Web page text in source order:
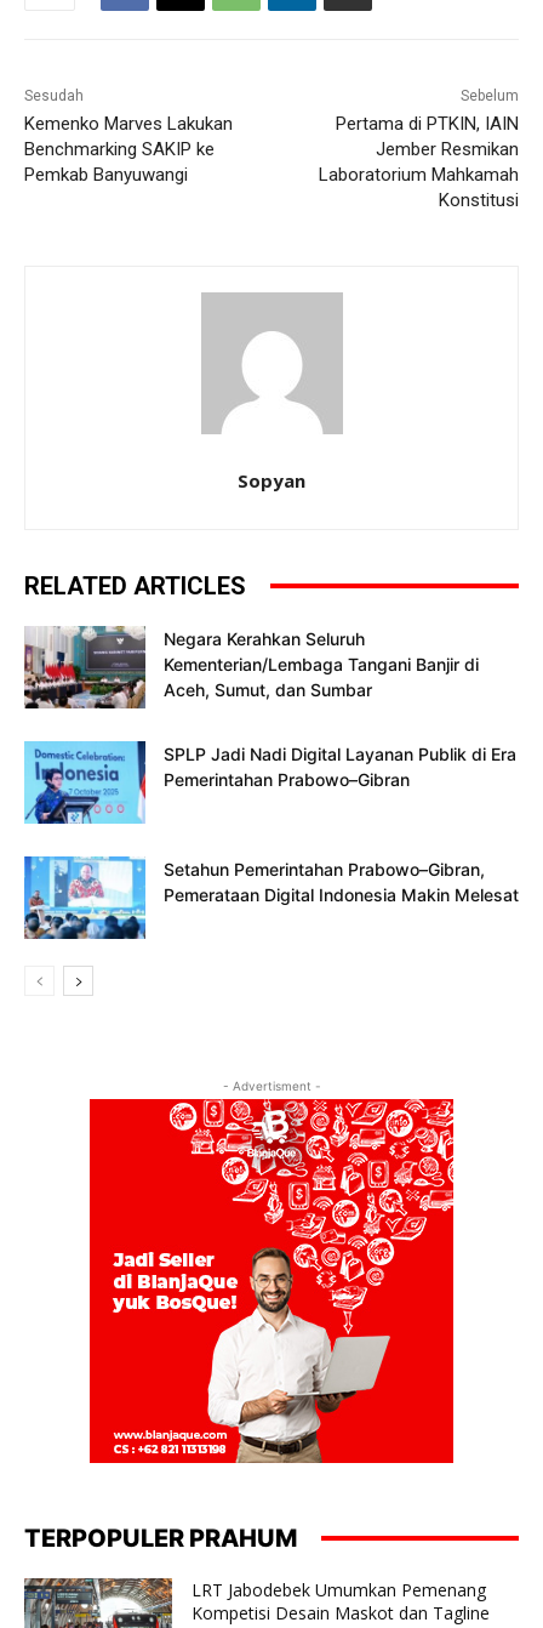
Sesudah
Kemenko Marves Lakukan
Benchmarking SAKIP ke
Pemkab Banyuwangi
Sebelum
Pertama di PTKIN, IAIN
Jember Resmikan
Laboratorium Mahkamah
Konstitusi
Sopyan
RELATED ARTICLES
Negara Kerahkan Seluruh
Kementerian/Lembaga Tangani Banjir di
Aceh, Sumut, dan Sumbar
SPLP Jadi Nadi Digital Layanan Publik di Era
Pemerintahan Prabowo–Gibran
Setahun Pemerintahan Prabowo–Gibran,
Pemerataan Digital Indonesia Makin Melesat
- Advertisment -
TERPOPULER PRAHUM
LRT Jabodebek Umumkan Pemenang
Kompetisi Desain Maskot dan Tagline